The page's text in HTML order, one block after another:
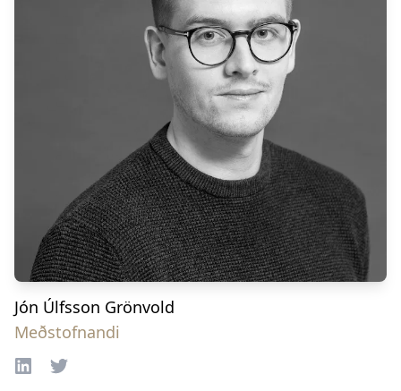
Jón Úlfsson Grönvold
Meðstofnandi
LinkedInTwitter